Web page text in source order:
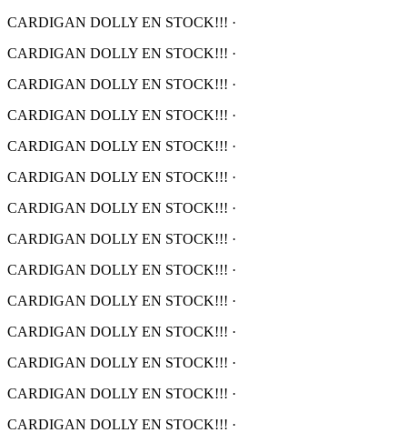
CARDIGAN DOLLY EN STOCK!!! ·
CARDIGAN DOLLY EN STOCK!!! ·
CARDIGAN DOLLY EN STOCK!!! ·
CARDIGAN DOLLY EN STOCK!!! ·
CARDIGAN DOLLY EN STOCK!!! ·
CARDIGAN DOLLY EN STOCK!!! ·
CARDIGAN DOLLY EN STOCK!!! ·
CARDIGAN DOLLY EN STOCK!!! ·
CARDIGAN DOLLY EN STOCK!!! ·
CARDIGAN DOLLY EN STOCK!!! ·
CARDIGAN DOLLY EN STOCK!!! ·
CARDIGAN DOLLY EN STOCK!!! ·
CARDIGAN DOLLY EN STOCK!!! ·
CARDIGAN DOLLY EN STOCK!!! ·